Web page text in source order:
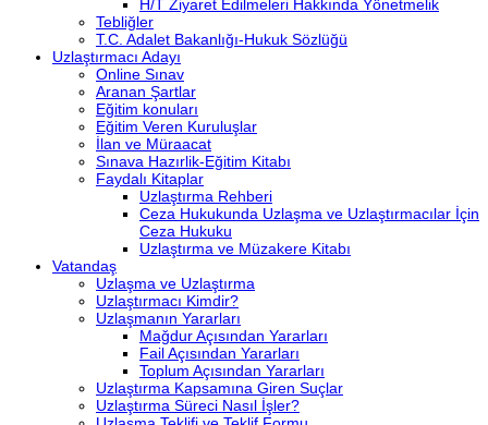
H/T Ziyaret Edilmeleri Hakkında Yönetmelik
Tebliğler
T.C. Adalet Bakanlığı-Hukuk Sözlüğü
Uzlaştırmacı Adayı
Online Sınav
Aranan Şartlar
Eğitim konuları
Eğitim Veren Kuruluşlar
İlan ve Müraacat
Sınava Hazırlik-Eğitim Kitabı
Faydalı Kitaplar
Uzlaştırma Rehberi
Ceza Hukukunda Uzlaşma ve Uzlaştırmacılar İçin
Ceza Hukuku
Uzlaştırma ve Müzakere Kitabı
Vatandaş
Uzlaşma ve Uzlaştırma
Uzlaştırmacı Kimdir?
Uzlaşmanın Yararları
Mağdur Açısından Yararları
Fail Açısından Yararları
Toplum Açısından Yararları
Uzlaştırma Kapsamına Giren Suçlar
Uzlaştırma Süreci Nasıl İşler?